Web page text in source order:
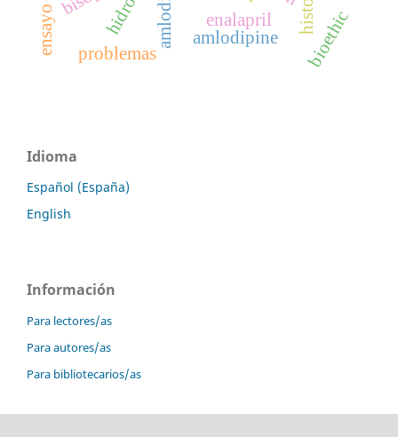
enalapril
amlodipine
problemas bioethic
Idioma
Español (España)
English
Información
Para lectores/as
Para autores/as
Para bibliotecarios/as